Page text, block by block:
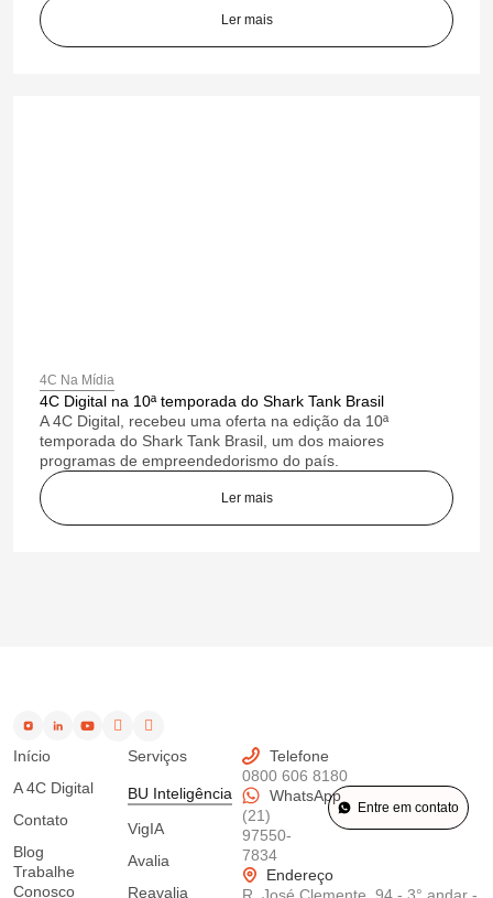
Ler mais
4C Na Mídia
4C Digital na 10ª temporada do Shark Tank Brasil
A 4C Digital, recebeu uma oferta na edição da 10ª
temporada do Shark Tank Brasil, um dos maiores
programas de empreendedorismo do país.
Ler mais
Início
A 4C Digital
Contato
Blog
Trabalhe
Conosco
BU Inteligência
VigIA
Avalia
Reavalia
Serviços
Telefone
0800 606 8180
WhatsApp
(21)
97550-
7834
Entre em contato
Endereço